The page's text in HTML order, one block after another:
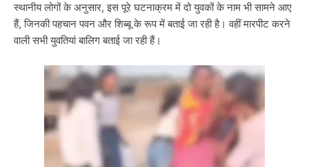
स्थानीय लोगों के अनुसार, इस पूरे घटनाक्रम में दो युवकों के नाम भी सामने आए
हैं, जिनकी पहचान पवन और शिब्बू के रूप में बताई जा रही है। वहीं मारपीट करने
वाली सभी युवतियां बालिग बताई जा रही हैं।